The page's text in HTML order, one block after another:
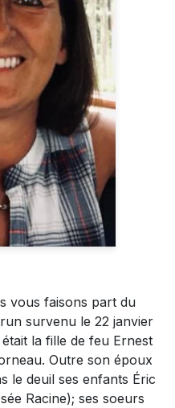
vous faisons part du
survenu le 22 janvier
la fille de feu Ernest
Outre son époux
le deuil ses enfants Éric
Racine); ses soeurs